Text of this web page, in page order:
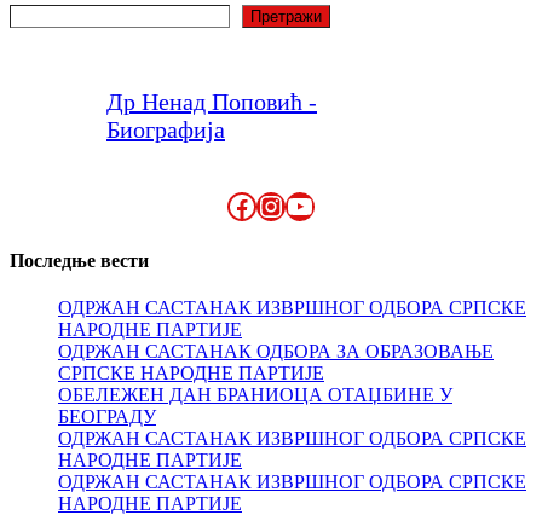
Претражи
Др Ненад Поповић -
Биографија
Facebook
Instagram
YouTube
Последње вести
ОДРЖАН САСТАНАК ИЗВРШНОГ ОДБОРА СРПСКЕ
НАРОДНЕ ПАРТИЈЕ
ОДРЖАН САСТАНАК ОДБОРА ЗА ОБРАЗОВАЊЕ
СРПСКЕ НАРОДНЕ ПАРТИЈЕ
ОБЕЛЕЖЕН ДАН БРАНИОЦА ОТАЏБИНЕ У
БЕОГРАДУ
ОДРЖАН САСТАНАК ИЗВРШНОГ ОДБОРА СРПСКЕ
НАРОДНЕ ПАРТИЈЕ
ОДРЖАН САСТАНАК ИЗВРШНОГ ОДБОРА СРПСКЕ
НАРОДНЕ ПАРТИЈЕ